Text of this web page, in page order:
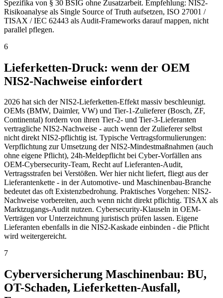
Spezifika von § 30 BSIG ohne Zusatzarbeit. Empfehlung: NIS2-
Risikoanalyse als Single Source of Truth aufsetzen, ISO 27001 /
TISAX / IEC 62443 als Audit-Frameworks darauf mappen, nicht
parallel pflegen.
6
Lieferketten-Druck: wenn der OEM
NIS2-Nachweise einfordert
2026 hat sich der NIS2-Lieferketten-Effekt massiv beschleunigt.
OEMs (BMW, Daimler, VW) und Tier-1-Zulieferer (Bosch, ZF,
Continental) fordern von ihren Tier-2- und Tier-3-Lieferanten
vertragliche NIS2-Nachweise - auch wenn der Zulieferer selbst
nicht direkt NIS2-pflichtig ist. Typische Vertragsformulierungen:
Verpflichtung zur Umsetzung der NIS2-Mindestmaßnahmen (auch
ohne eigene Pflicht), 24h-Meldepflicht bei Cyber-Vorfällen ans
OEM-Cybersecurity-Team, Recht auf Lieferanten-Audit,
Vertragsstrafen bei Verstößen. Wer hier nicht liefert, fliegt aus der
Lieferantenkette - in der Automotive- und Maschinenbau-Branche
bedeutet das oft Existenzbedrohung. Praktisches Vorgehen: NIS2-
Nachweise vorbereiten, auch wenn nicht direkt pflichtig. TISAX als
Marktzugangs-Audit nutzen. Cybersecurity-Klauseln in OEM-
Verträgen vor Unterzeichnung juristisch prüfen lassen. Eigene
Lieferanten ebenfalls in die NIS2-Kaskade einbinden - die Pflicht
wird weitergereicht.
7
Cyberversicherung Maschinenbau: BU,
OT-Schaden, Lieferketten-Ausfall,